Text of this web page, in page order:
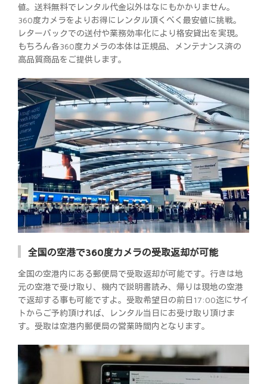
値。送料無料でレンタル代金以外はなにもかかりません。
360度カメラをよりお得にレンタル頂くべく最安値に挑戦。
レターパックでの送付や業務効率化により格安貸出を実現。
もちろん各360度カメラの本体は正規品、メンテナンス済の
高品質商品をご提供します。
全国の空港で360度カメラの受取返却が可能
全国の空港内にある郵便局で受取返却が可能です。行きは地
元の空港で受け取り、機内で説明書読み、帰りは現地の空港
で返却する事も可能ですよ。受取希望日の前日17:00迄にサイ
トからご予約頂ければ、レンタル当日にお受け取り頂けま
す。受取は空港内郵便局の営業時間内となります。